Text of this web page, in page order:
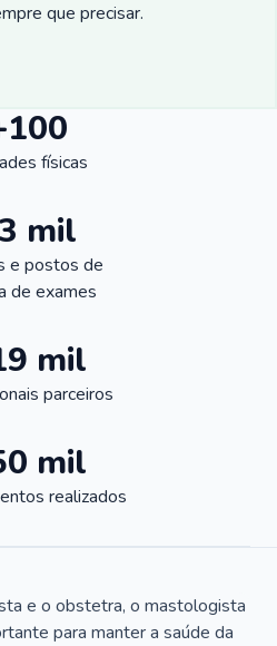
que precisar.
físicas
mil
e postos de
de exames
mil
parceiros
mil
realizados
e o obstetra, o mastologista
para manter a saúde da